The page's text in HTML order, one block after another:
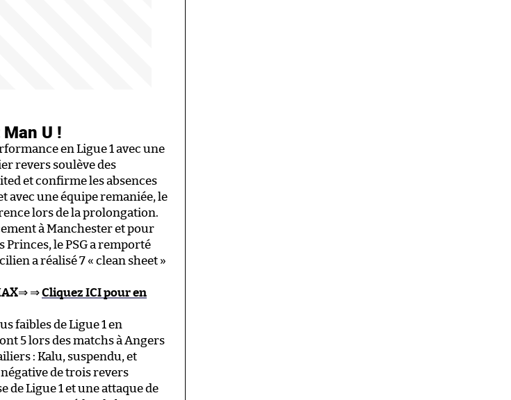
U !
en Ligue 1 avec une
revers soulève des
et confirme les absences
avec une équipe remaniée, le
lors de la prolongation.
à Manchester et pour
Princes, le PSG a remporté
a réalisé 7 « clean sheet »
⇒ ⇒Cliquez ICI pour en
faibles de Ligue 1 en
5 lors des matchs à Angers
: Kalu, suspendu, et
de trois revers
Ligue 1 et une attaque de